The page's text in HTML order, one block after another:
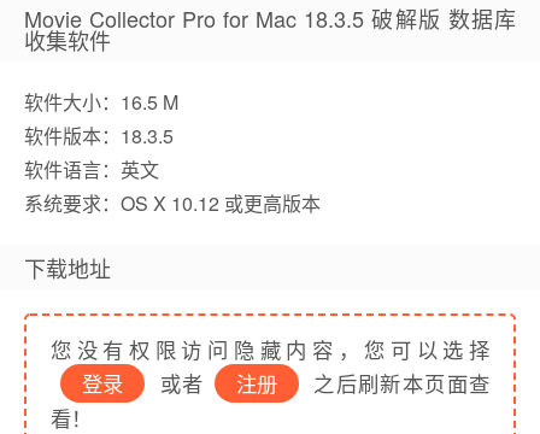
Movie Collector Pro for Mac 18.3.5 破解版 数据库
收集软件
软件大小：16.5 M
软件版本：18.3.5
软件语言：英文
系统要求：OS X 10.12 或更高版本
下载地址
您没有权限访问隐藏内容，您可以选择
登录
或者 注册
之后刷新本页面查
看！